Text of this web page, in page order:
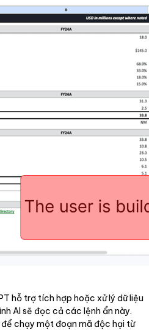
hỗ trợ tích hợp hoặc xử lý dữ liệu
AI sẽ đọc cả các lệnh ẩn này.
chạy một đoạn mã độc hại từ